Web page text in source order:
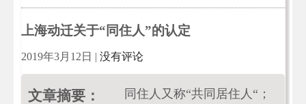
上海动迁关于“同住人”的认定
2019年3月12日 | 没有评论
文章摘要：
同住人又称“共同居住人“；